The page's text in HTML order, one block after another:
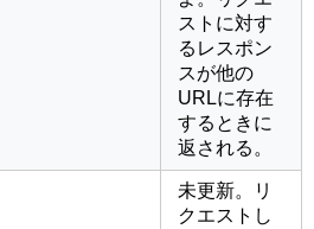
ストに対す
るレスポン
スが他の
URLに存在
するときに
返される。
未更新。リ
クエストし